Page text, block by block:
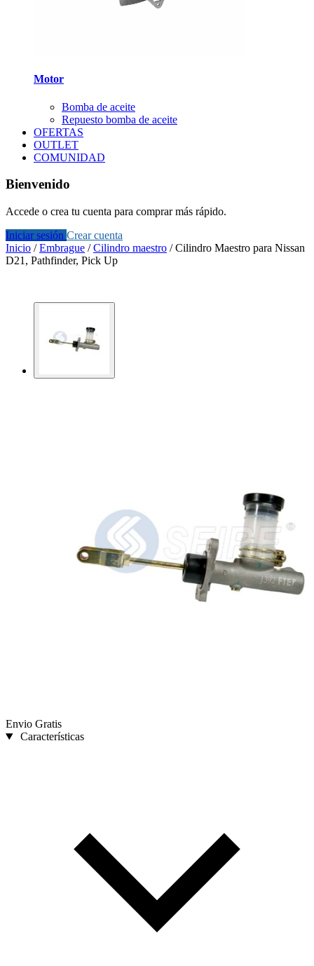
Motor
Bomba de aceite
Repuesto bomba de aceite
OFERTAS
OUTLET
COMUNIDAD
Bienvenido
Accede o crea tu cuenta para comprar más rápido.
Iniciar sesión Crear cuenta
Inicio /Embrague /Cilindro maestro /Cilindro Maestro para Nissan
D21, Pathfinder, Pick Up
Envio Gratis
Características